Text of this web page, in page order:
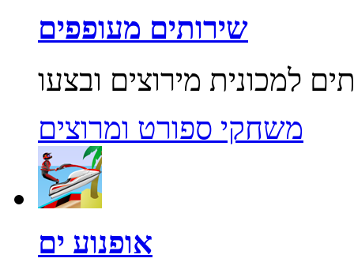
שירותים מעופפים
משחקי ספורט ומרוצים
אופנוע ים